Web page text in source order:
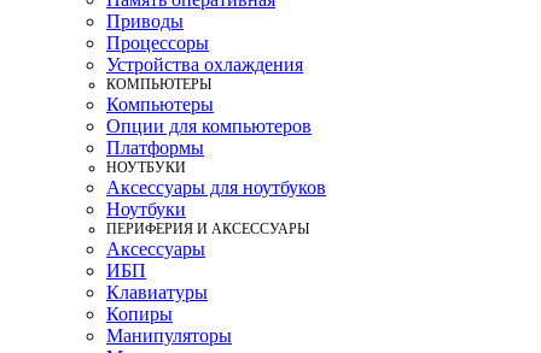
Приводы
Процессоры
Устройства охлаждения
КОМПЬЮТЕРЫ
Компьютеры
Опции для компьютеров
Платформы
НОУТБУКИ
Аксессуары для ноутбуков
Ноутбуки
ПЕРИФЕРИЯ И АКСЕССУАРЫ
Аксессуары
ИБП
Клавиатуры
Копиры
Манипуляторы